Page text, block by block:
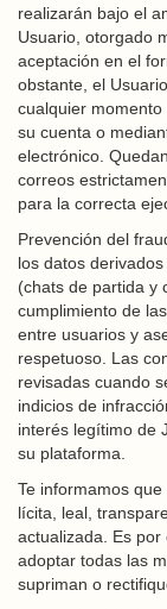
realizarán bajo el
Usuario, otorgado
aceptación en el
obstante, el
cualquier
su cuenta o
electrónico.
correos
para la correcta
Prevención del
los datos
(chats de partida y
cumplimiento de
entre usuarios y
respetuoso. Las
revisadas cuando
indicios de
interés legítimo de
su plataforma.
Te informamos
lícita, leal,
actualizada. Es por
adoptar todas las
supriman o